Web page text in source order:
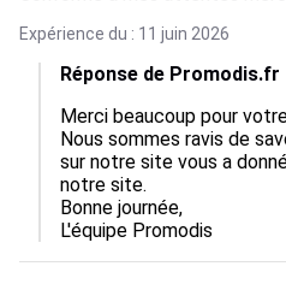
Expérience du : 11 juin 2026
Réponse de Promodis.fr
Merci beaucoup pour
Nous sommes ravis de
sur notre site vous a
notre site.
Bonne journée,
L'équipe Promodis